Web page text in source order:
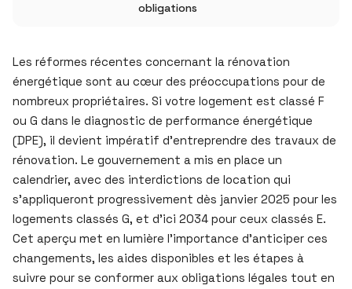
obligations
Les réformes récentes concernant la rénovation
énergétique sont au cœur des préoccupations pour de
nombreux propriétaires. Si votre logement est classé F
ou G dans le diagnostic de performance énergétique
(DPE), il devient impératif d’entreprendre des travaux de
rénovation. Le gouvernement a mis en place un
calendrier, avec des interdictions de location qui
s’appliqueront progressivement dès janvier 2025 pour les
logements classés G, et d’ici 2034 pour ceux classés E.
Cet aperçu met en lumière l’importance d’anticiper ces
changements, les aides disponibles et les étapes à
suivre pour se conformer aux obligations légales tout en